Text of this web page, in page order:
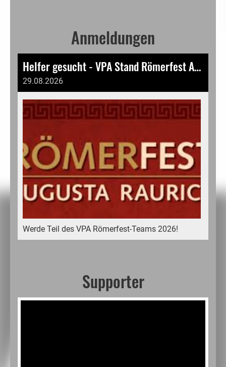
Anmeldungen
Helfer gesucht - VPA Stand Römerfest Augusta Raurica 2026
29.08.2026
Werde Teil des VPA Römerfest-Teams 2026!
Supporter